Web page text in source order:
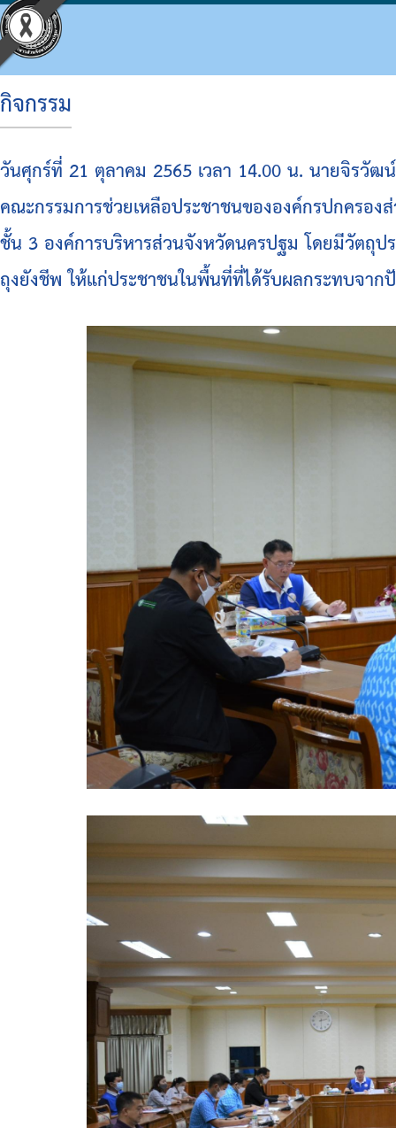
ข้อมูลพื้นฐาน
วิสัยทัศน์
อำนาจหน้าที่
โครงสร้างผู้บริหาร
โครงสร้างฝ่ายการเมือง
โครงสร้างส่วนราชการ
โครงสร้างการบริหารงาน
แผนพัฒนาท้องถิ่น
แผนดำเนินงาน
ผลการดำเนินงาน
รายงานติดตามผลการดำเนินการประจำปี
ความก้าวหน้าในการดำเนินงานตามแผนการด
รายงานความก้าวหน้าการจัดซื้อจัดจ้างหรือกา
สรุปผลการจัดซื้อจัดจ้างหรือการจัดหาพัสดุราย
รายงานผลการจัดซื้อจัดจ้างหรือการจัดหาพัส
แผนการบริหารและพัฒนาบุคคล
รายงานผลการบริหารและพัฒนาทรัพยากรบุค
หลักเกณฑ์การบริหารทรัพยากรบุคคล
ข่าวประชาสัมพันธ์
ประชาสัมพันธ์สภา
มติที่ประชุมสภา
ประกาศจัดซื้อจัดจ้าง
สรุปผลการจัดซื้อจัดจ้าง
หนังสือราชการ
ข่าวประชาสัมพันธ์เพื่อเสริมสร้างคุณธรรมและ
แนวทางปฏิบัติเรื่องร้องเรียน
ประกาศเจตนารมณ์ นโยบาย No Gift Policy
แผนปฏิบัติการป้องกันการทุจริต
รายงานผลการดำเนินการเพื่อส่งเสริมคุณธรร
รายงานผลการดำเนินการป้องกันการทุจริต
กิจกรรม
วันศุกร์ที่ 21 ตุลาคม 2565 เวลา 14.00 น. นายจิรวั
คณะกรรมการช่วยเหลือประชาชนขององค์กรปกคร
ชั้น 3 องค์การบริหารส่วนจังหวัดนครปฐม โดยมีวัตถุป
ถุงยังชีพ ให้แก่ประชาชนในพื้นที่ที่ได้รับผลกระทบจา